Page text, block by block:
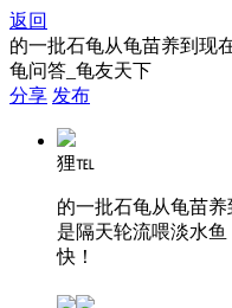
返回
的一批石龟从龟苗养到现
龟问答_龟友天下
分享 发布
狸℡
的一批石龟从龟苗
是隔天轮流喂淡水
快！